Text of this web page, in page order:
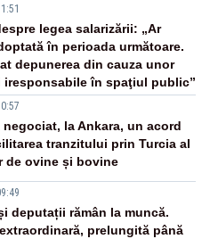
legea salarizării: „Ar
în perioada următoare.
depunerea din cauza unor
iresponsabile în spaţiul public”
negociat, la Ankara, un acord
tranzitului prin Turcia al
de ovine și bovine
deputații rămân la muncă.
prelungită până